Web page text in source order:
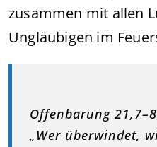
zusammen mit allen
Ungläubigen im
Offenbarung
„Wer überwindet,